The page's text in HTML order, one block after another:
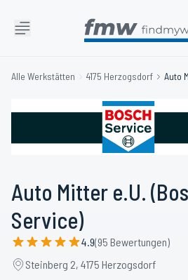
Alle Werkstätten 4175 Herzogsdorf Auto
Auto Mitter e.U.
Service)
4.9(95 Bewertungen)
Steinberg 2, 4175 Herzogsdorf